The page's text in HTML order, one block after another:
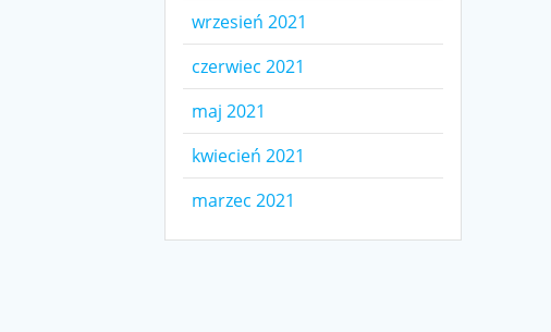
wrzesień 2021
czerwiec 2021
maj 2021
kwiecień 2021
marzec 2021